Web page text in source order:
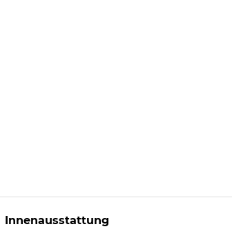
Innenausstattung